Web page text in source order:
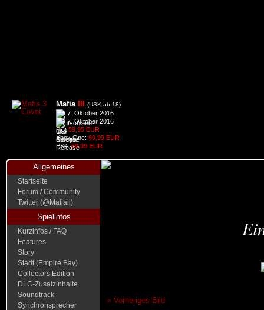
Mafia (USK ab 18)
7. Oktober 2016
7. Oktober 2016
PC: 59,95 EUR
Xbox One: 69,99 EUR
PS4:69,99 EUR
Allgemeines
Startseite
Forum / Community
Twitter (@Mafiaii)
Spielinfos
Kurzinfos / FAQ
Features
Story
Stadt (Empire Bay)
Collectors Edition
DLC-Zusatzinhalte
Soundtrack
Synchronsprecher
« Vorheriges Bild